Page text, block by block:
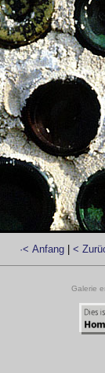
·< Anfang| <
Galerie